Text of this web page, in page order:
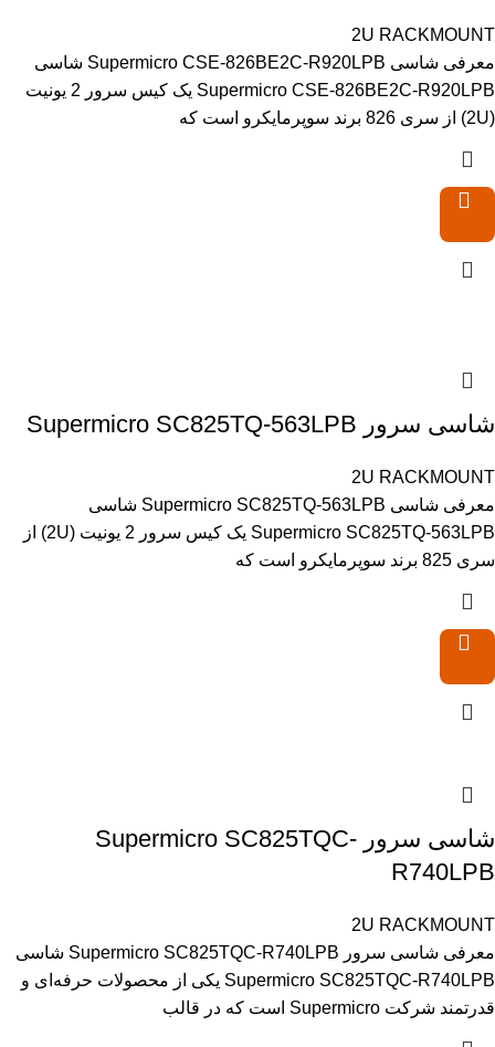
2U RACKMOUNT
معرفی شاسی Supermicro CSE-826BE2C-R920LPB شاسی
Supermicro CSE-826BE2C-R920LPB یک کیس سرور 2 یونیت
(2U) از سری 826 برند سوپرمایکرو است که
شاسی سرور Supermicro SC825TQ-563LPB
2U RACKMOUNT
معرفی شاسی Supermicro SC825TQ-563LPB شاسی
Supermicro SC825TQ-563LPB یک کیس سرور 2 یونیت (2U) از
سری 825 برند سوپرمایکرو است که
شاسی سرور Supermicro SC825TQC-
R740LPB
2U RACKMOUNT
معرفی شاسی سرور Supermicro SC825TQC-R740LPB شاسی
Supermicro SC825TQC-R740LPB یکی از محصولات حرفه‌ای و
قدرتمند شرکت Supermicro است که در قالب